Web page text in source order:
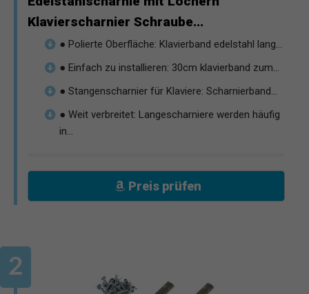
Klavierscharnier Schraube...
● Polierte Oberfläche: Klavierband edelstahl lang...
● Einfach zu installieren: 30cm klavierband zum...
● Stangenscharnier für Klaviere: Scharnierband...
● Weit verbreitet: Langescharniere werden häufig
in...
Preis prüfen